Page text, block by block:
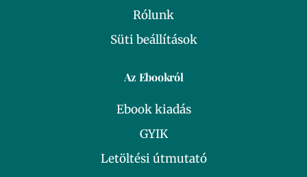
Rólunk
Süti beállítások
Az Ebookról
Ebook kiadás
GYIK
Letöltési útmutató